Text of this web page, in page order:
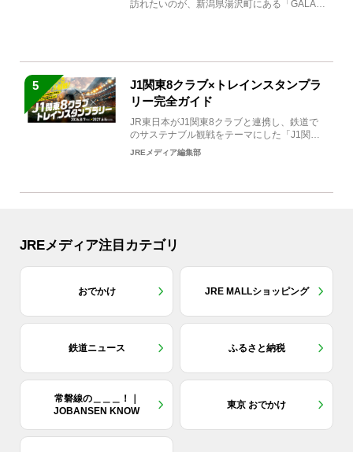
訪れたいのが、新潟県湯沢町にある「GALA湯
5
J1関東8クラブ×トレインスタンプラ
リー完全ガイド
JR東日本がJ1関東8クラブと連携し、鉄道で
のサステナブル観戦をテーマにした「J1関東8
クラブ×トレイン...
JREメディア編集部
JREメディア注目カテゴリ
おでかけ JRE MALLショッピング
鉄道ニュース ふるさと納税
常磐線の＿＿＿！｜
JOBANSEN KNOW
東京 おでかけ